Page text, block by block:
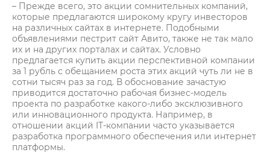
– Прежде всего, это акции сомнительных компаний,
которые предлагаются широкому кругу инвесторов
на различных сайтах в интернете. Подобными
объявлениями пестрит сайт Авито, также не так мало
их и на других порталах и сайтах. Условно
предлагается купить акции перспективной компании
за 1 рубль с обещанием роста этих акций чуть ли не в
сотни тысяч раз за год. В обоснование зачастую
приводится достаточно рабочая бизнес-модель
проекта по разработке какого-либо эксклюзивного
или инновационного продукта. Например, в
отношении акций IT-компании часто указывается
разработка программного обеспечения или интернет
платформы.